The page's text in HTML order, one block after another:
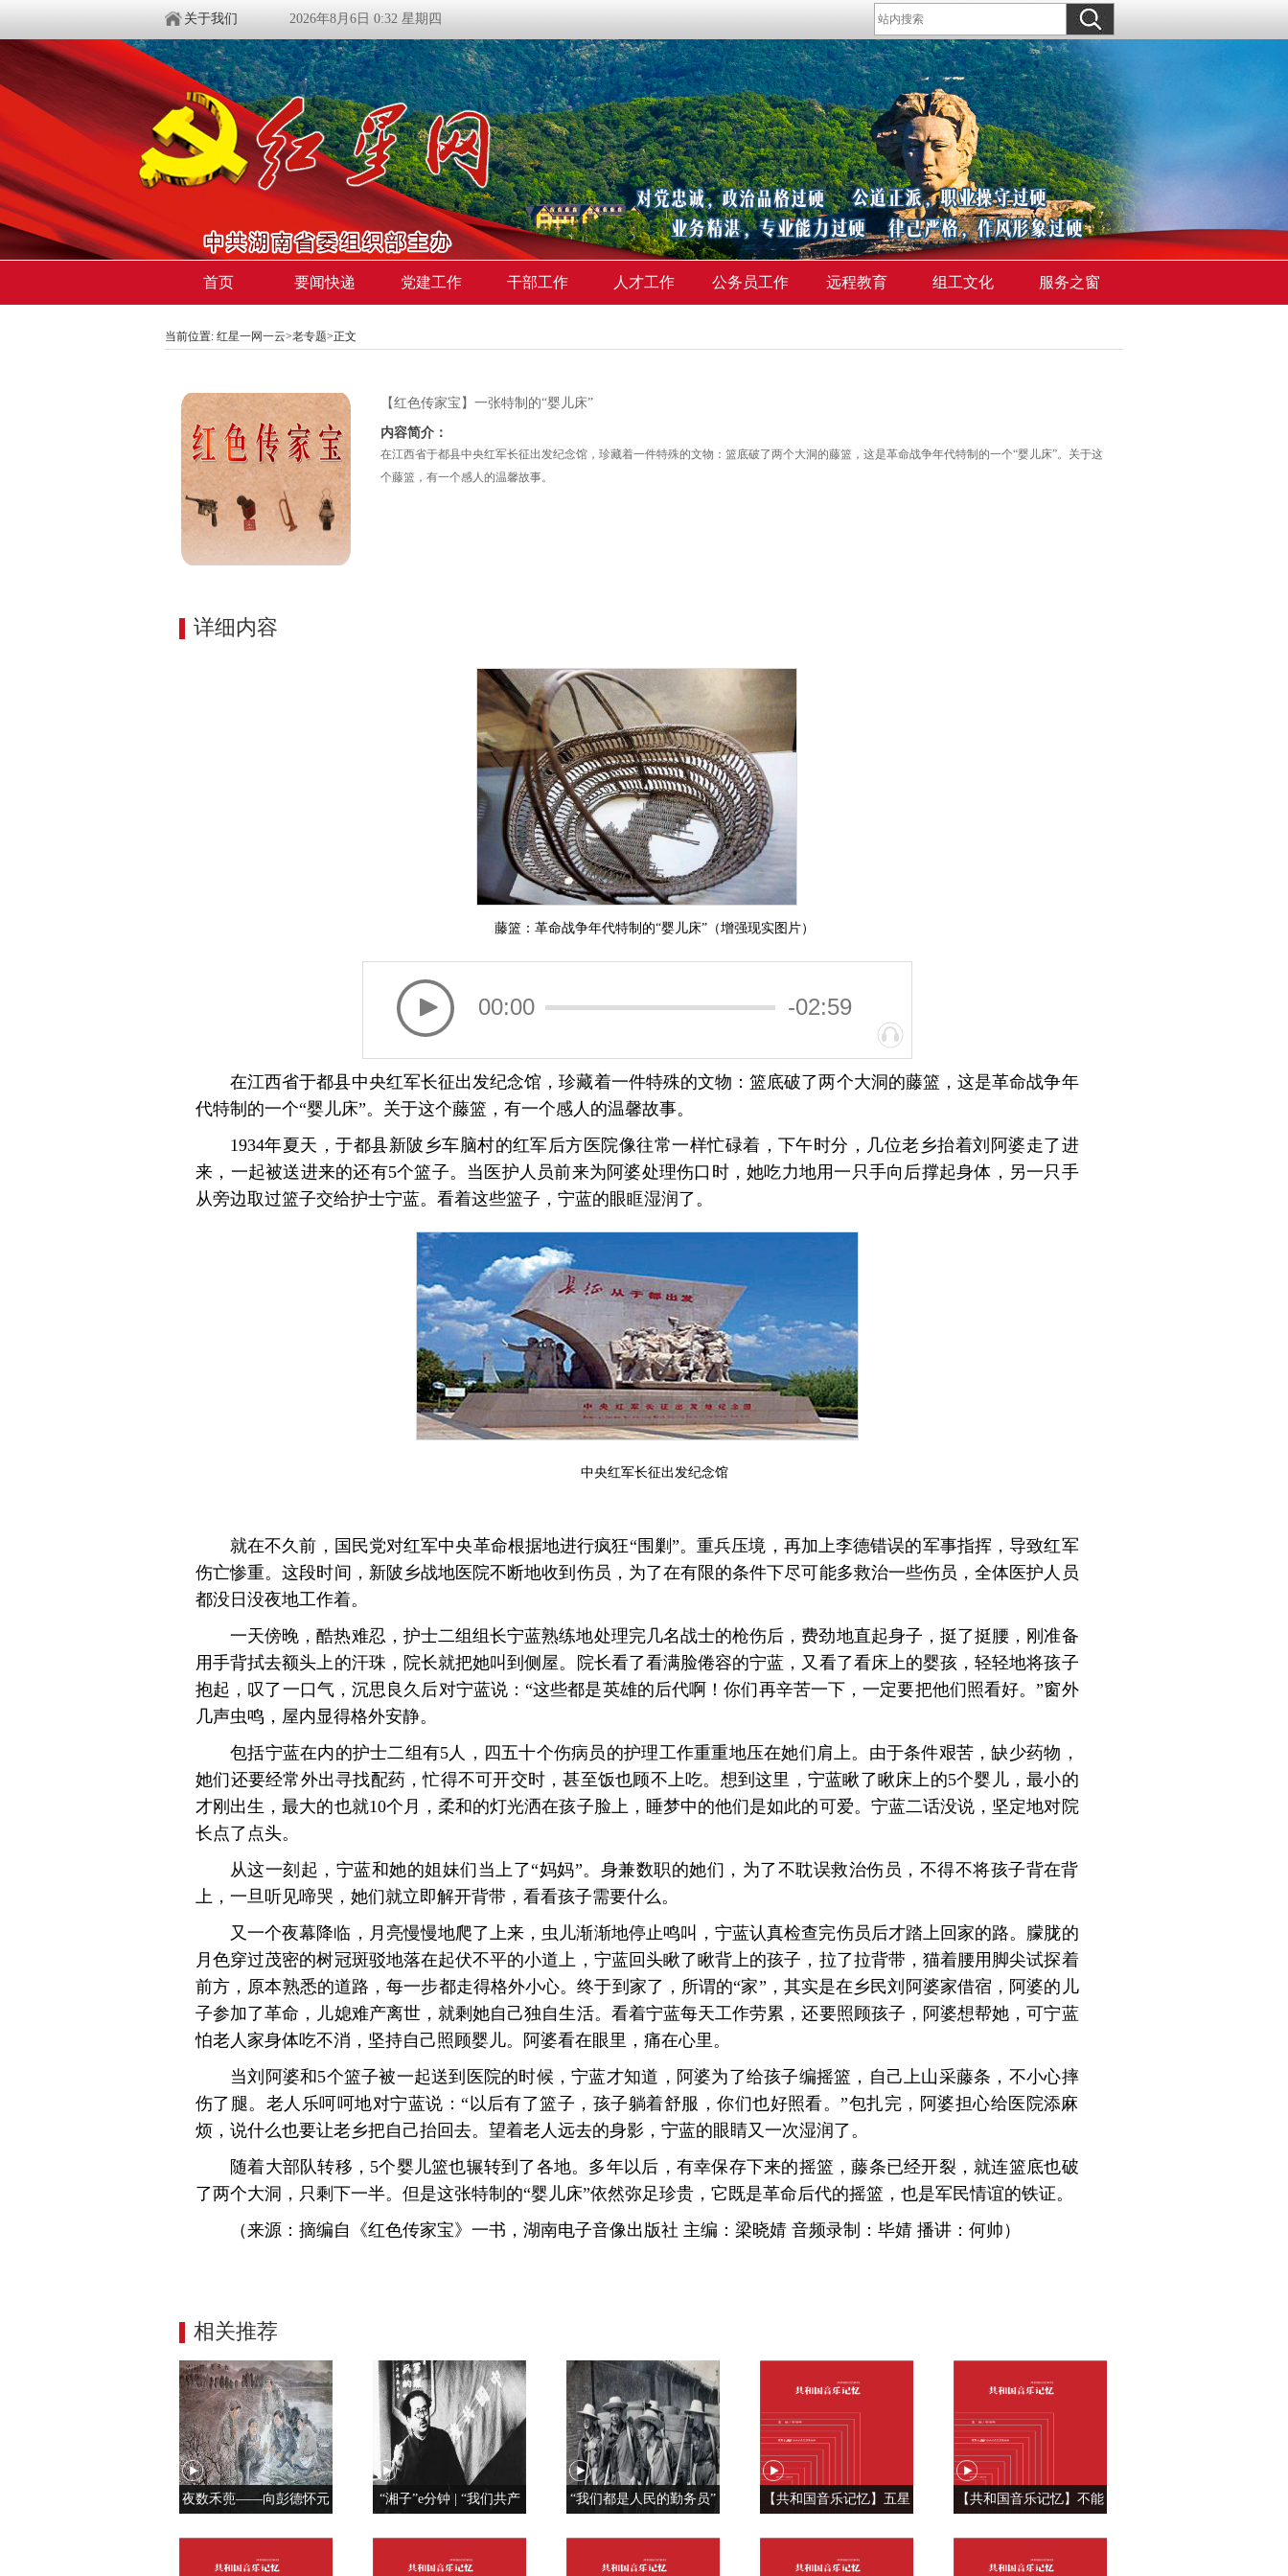
关于我们 2026年8月6日 0:32 星期四
首页 要闻快递 党建工作 干部工作 人才工作 公务员工作 远程教育 组工文化 服务之窗
当前位置: 红星一网一云>老专题>正文
【红色传家宝】一张特制的“婴儿床”
内容简介：
在江西省于都县中央红军长征出发纪念馆，珍藏着一件特殊的文物：篮底破了两个大洞的藤篮，这是革命战争年代特制的一个“婴儿床”。关于这
个藤篮，有一个感人的温馨故事。
详细内容
藤篮：革命战争年代特制的“婴儿床”（增强现实图片）
00:00 -02:59
在江西省于都县中央红军长征出发纪念馆，珍藏着一件特殊的文物：篮底破了两个大洞的藤篮，这是革命战争年
代特制的一个“婴儿床”。关于这个藤篮，有一个感人的温馨故事。
1934年夏天，于都县新陂乡车脑村的红军后方医院像往常一样忙碌着，下午时分，几位老乡抬着刘阿婆走了进
来，一起被送进来的还有5个篮子。当医护人员前来为阿婆处理伤口时，她吃力地用一只手向后撑起身体，另一只手
从旁边取过篮子交给护士宁蓝。看着这些篮子，宁蓝的眼眶湿润了。
中央红军长征出发纪念馆
就在不久前，国民党对红军中央革命根据地进行疯狂“围剿”。重兵压境，再加上李德错误的军事指挥，导致红军
伤亡惨重。这段时间，新陂乡战地医院不断地收到伤员，为了在有限的条件下尽可能多救治一些伤员，全体医护人员
都没日没夜地工作着。
一天傍晚，酷热难忍，护士二组组长宁蓝熟练地处理完几名战士的枪伤后，费劲地直起身子，挺了挺腰，刚准备
用手背拭去额头上的汗珠，院长就把她叫到侧屋。院长看了看满脸倦容的宁蓝，又看了看床上的婴孩，轻轻地将孩子
抱起，叹了一口气，沉思良久后对宁蓝说：“这些都是英雄的后代啊！你们再辛苦一下，一定要把他们照看好。”窗外
几声虫鸣，屋内显得格外安静。
包括宁蓝在内的护士二组有5人，四五十个伤病员的护理工作重重地压在她们肩上。由于条件艰苦，缺少药物，
她们还要经常外出寻找配药，忙得不可开交时，甚至饭也顾不上吃。想到这里，宁蓝瞅了瞅床上的5个婴儿，最小的
才刚出生，最大的也就10个月，柔和的灯光洒在孩子脸上，睡梦中的他们是如此的可爱。宁蓝二话没说，坚定地对院
长点了点头。
从这一刻起，宁蓝和她的姐妹们当上了“妈妈”。身兼数职的她们，为了不耽误救治伤员，不得不将孩子背在背
上，一旦听见啼哭，她们就立即解开背带，看看孩子需要什么。
又一个夜幕降临，月亮慢慢地爬了上来，虫儿渐渐地停止鸣叫，宁蓝认真检查完伤员后才踏上回家的路。朦胧的
月色穿过茂密的树冠斑驳地落在起伏不平的小道上，宁蓝回头瞅了瞅背上的孩子，拉了拉背带，猫着腰用脚尖试探着
前方，原本熟悉的道路，每一步都走得格外小心。终于到家了，所谓的“家”，其实是在乡民刘阿婆家借宿，阿婆的儿
子参加了革命，儿媳难产离世，就剩她自己独自生活。看着宁蓝每天工作劳累，还要照顾孩子，阿婆想帮她，可宁蓝
怕老人家身体吃不消，坚持自己照顾婴儿。阿婆看在眼里，痛在心里。
当刘阿婆和5个篮子被一起送到医院的时候，宁蓝才知道，阿婆为了给孩子编摇篮，自己上山采藤条，不小心摔
伤了腿。老人乐呵呵地对宁蓝说：“以后有了篮子，孩子躺着舒服，你们也好照看。”包扎完，阿婆担心给医院添麻
烦，说什么也要让老乡把自己抬回去。望着老人远去的身影，宁蓝的眼睛又一次湿润了。
随着大部队转移，5个婴儿篮也辗转到了各地。多年以后，有幸保存下来的摇篮，藤条已经开裂，就连篮底也破
了两个大洞，只剩下一半。但是这张特制的“婴儿床”依然弥足珍贵，它既是革命后代的摇篮，也是军民情谊的铁证。
（来源：摘编自《红色传家宝》一书，湖南电子音像出版社 主编：梁晓婧 音频录制：毕婧 播讲：何帅）
相关推荐
夜数禾蔸——向彭德怀元
“湘子”e分钟 | “我们共产
“我们都是人民的勤务员”
【共和国音乐记忆】五星
《红旗飘飘》
【共和国音乐记忆】不能
原》